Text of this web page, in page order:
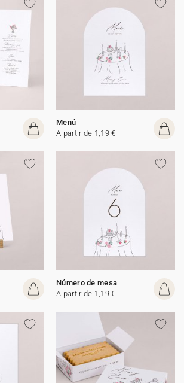
Menú
A partir de 1,19 €
Número de mesa
A partir de 1,19 €